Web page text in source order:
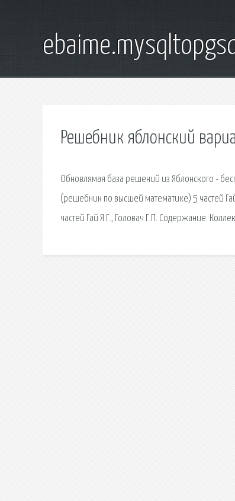
Решебник яблонский
Обновлямая база решений из Яблонского -
(решебник по высшей математике) 5 частей
частей Гай Я.Г., Головач Г.П. Содержание.